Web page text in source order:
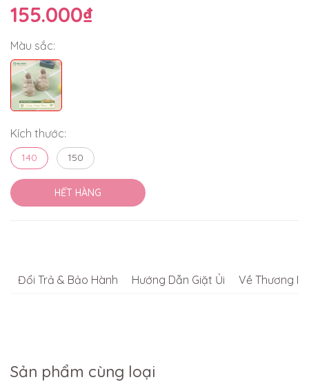
155.000₫
Màu sắc:
Kích thước:
140 150
HẾT HÀNG
Đổi Trả & Bảo Hành Hướng Dẫn Giặt Ủi Về Thương
Sản phẩm cùng loại